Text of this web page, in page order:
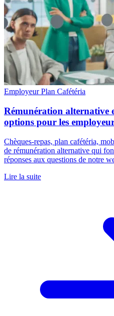
Employeur Plan Cafétéria
Rémunération alternative
options pour les
Chèques-repas, plan cafétéria,
de rémunération alternative qui
réponses aux questions de notre
Lire la suite